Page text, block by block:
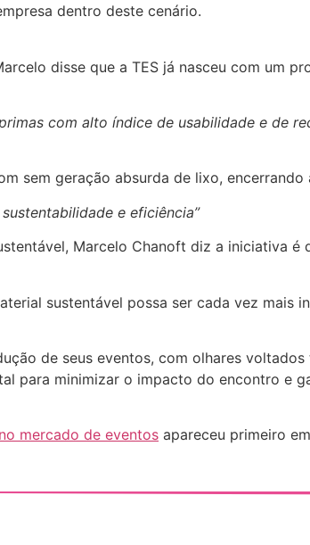
dentro deste cenário.
disse que a TES já nasceu com um
com alto índice de usabilidade e de
sem geração absurda de lixo,
e eficiência”
Marcelo Chanoft diz a iniciativa
sustentável possa ser cada vez mais
de seus eventos, com olhares
para minimizar o impacto do encontro e
mercado de eventos apareceu primeiro em